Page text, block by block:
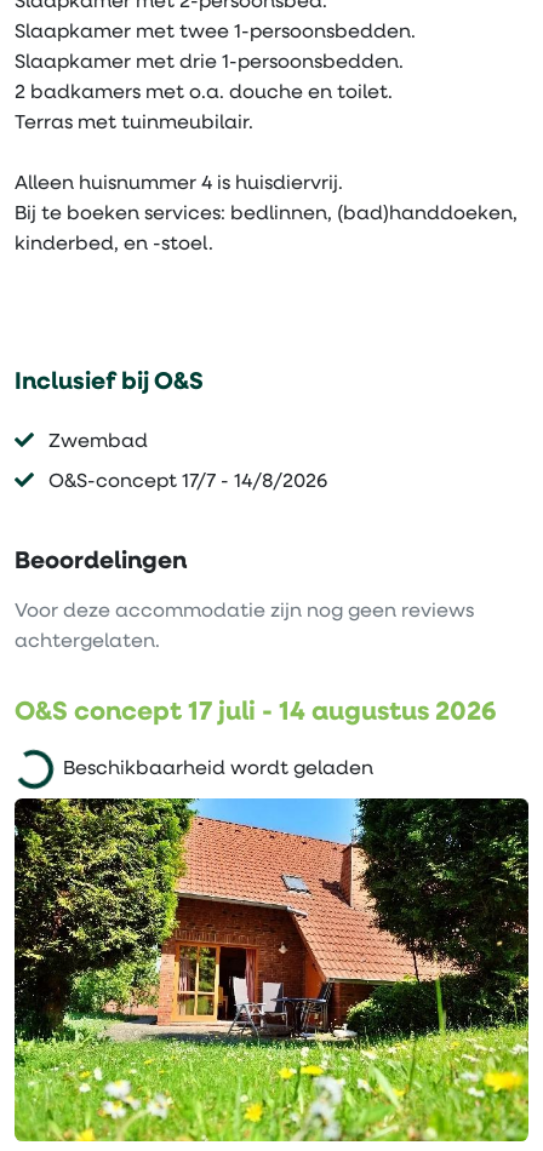
Slaapkamer met twee 1-persoonsbedden.
Slaapkamer met drie 1-persoonsbedden.
2 badkamers met o.a. douche en toilet.
Terras met tuinmeubilair.
Alleen huisnummer 4 is huisdiervrij.
Bij te boeken services: bedlinnen, (bad)handdoeken,
kinderbed, en -stoel.
Inclusief bij O&S
Zwembad
O&S-concept 17/7 - 14/8/2026
Beoordelingen
Voor deze accommodatie zijn nog geen reviews
achtergelaten.
O&S concept 17 juli - 14 augustus 2026
Beschikbaarheid wordt geladen